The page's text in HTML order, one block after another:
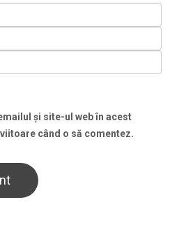
și site-ul web în acest
când o să comentez.